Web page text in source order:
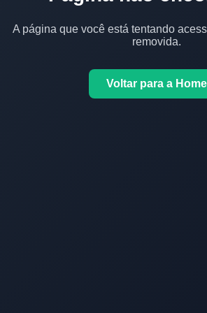
A página que você está tentando
removida.
Voltar para a Home